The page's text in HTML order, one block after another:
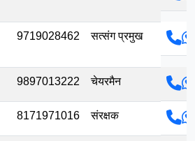
9719028462 सत्संग प्रमुख
9897013222 चेयरमैन
8171971016 संरक्षक